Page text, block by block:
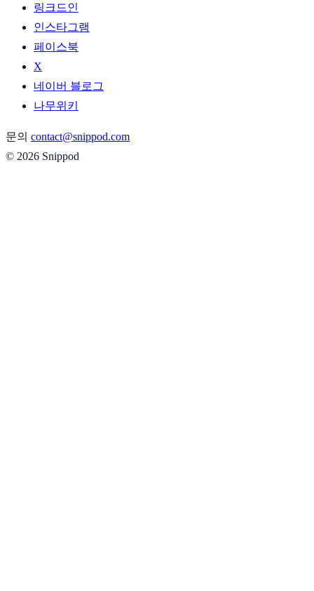
링크드인
인스타그램
페이스북
X
네이버 블로그
나무위키
문의 contact@snippod.com
© 2026 Snippod